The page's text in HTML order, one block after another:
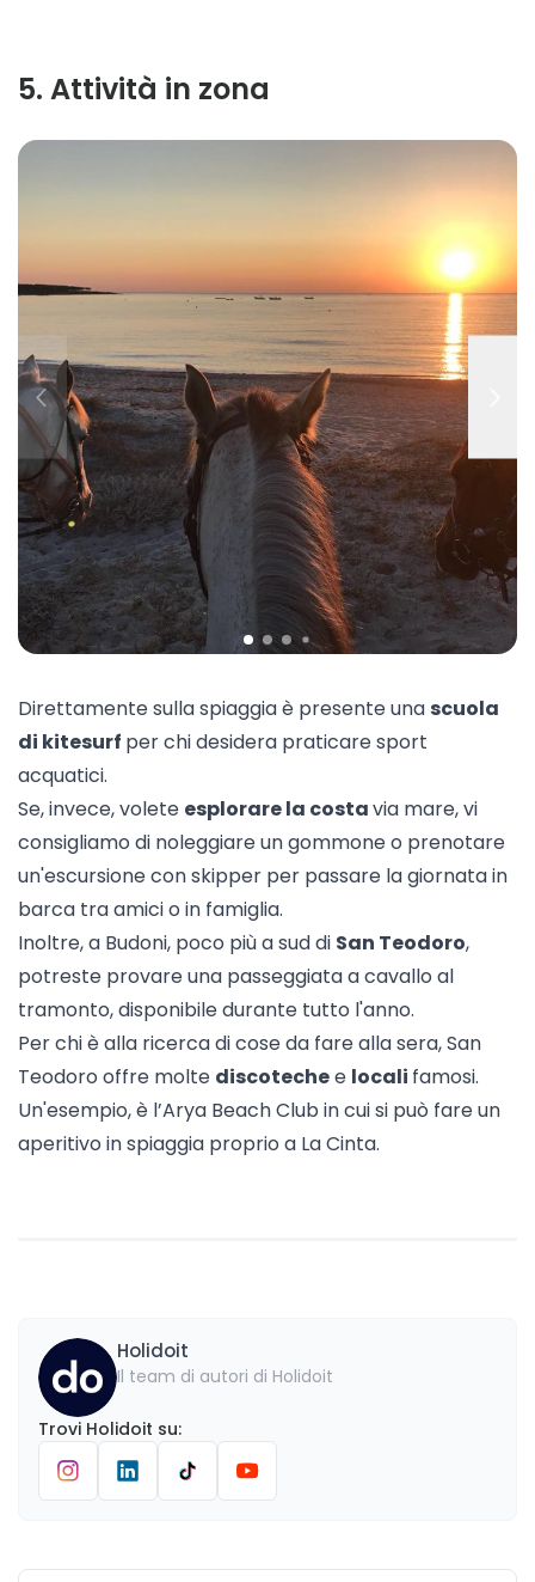
5. Attività in zona
Direttamente sulla spiaggia è presente una scuola
di kitesurf per chi desidera praticare sport
acquatici.
Se, invece, volete esplorare la costavia mare, vi
consigliamo di noleggiare un gommone o prenotare
un'escursione con skipper per passare la giornata in
barca tra amici o in famiglia.
Inoltre, a Budoni, poco più a sud di San Teodoro,
potreste provare una passeggiata a cavallo al
tramonto, disponibile durante tutto l'anno.
Per chi è alla ricerca di cose da fare alla sera, San
Teodoro offre molte discotechee locali famosi.
Un'esempio, è l’Arya Beach Club in cui si può fare un
aperitivo in spiaggia proprio a La Cinta.
Holidoit
Il team di autori di Holidoit
Trovi Holidoit su: